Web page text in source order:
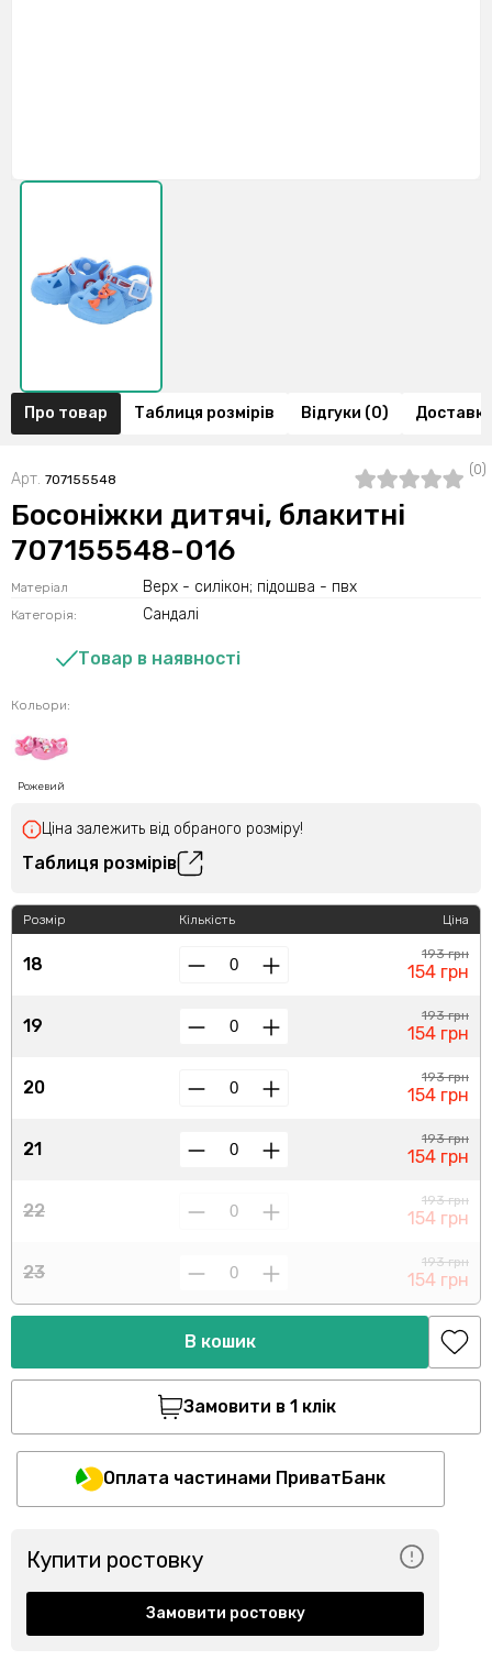
Про товар Таблиця розмірів Відгуки (0)
Арт. 707155548
(0)
Босоніжки дитячі, блакитні
707155548-016
Матеріал Верх - силікон; підошва - пвх
Категорія: Сандалі
Товар в наявності
Кольори:
Рожевий
Ціна залежить від обраного розміру!
Таблиця розмірів
Розмір
18
19
20
21
22
23
Кількість Ціна
193 грн
154 грн
193 грн
154 грн
193 грн
154 грн
193 грн
154 грн
193 грн
154 грн
193 грн
154 грн
В кошик
Замовити в 1 клік
Оплата частинами ПриватБанк
Купити ростовку
Замовити ростовку